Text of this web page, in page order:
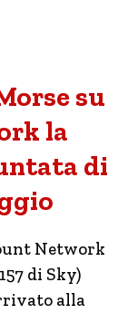
su
la
di
Network
di Sky)
alla